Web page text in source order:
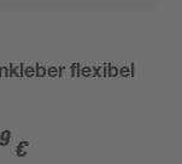
flexibel
€